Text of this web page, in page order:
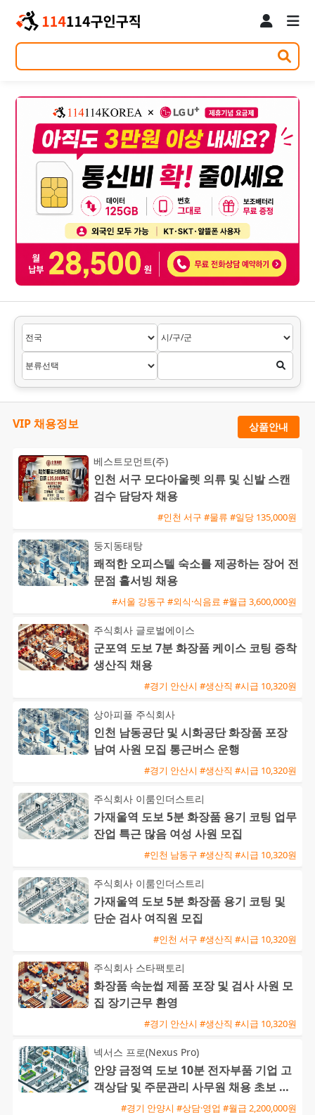
VIP 채용정보 상품안내
베스트모먼트(주)
인천 서구 모다아울렛 의류 및 신발 스캔
검수 담당자 채용
#인천 서구 #물류 #일당 135,000원
둥지동태탕
쾌적한 오피스텔 숙소를 제공하는 장어 전
문점 홀서빙 채용
#서울 강동구 #외식·식음료 #월급 3,600,000원
주식회사 글로벌에이스
군포역 도보 7분 화장품 케이스 코팅 증착
생산직 채용
#경기 안산시 #생산직 #시급 10,320원
상아피플 주식회사
인천 남동공단 및 시화공단 화장품 포장
남여 사원 모집 통근버스 운행
#경기 안산시 #생산직 #시급 10,320원
주식회사 이룸인더스트리
가재울역 도보 5분 화장품 용기 코팅 업무
잔업 특근 많음 여성 사원 모집
#인천 남동구 #생산직 #시급 10,320원
주식회사 이룸인더스트리
가재울역 도보 5분 화장품 용기 코팅 및
단순 검사 여직원 모집
#인천 서구 #생산직 #시급 10,320원
주식회사 스타팩토리
화장품 속눈썹 제품 포장 및 검사 사원 모
집 장기근무 환영
#경기 안산시 #생산직 #시급 10,320원
넥서스 프로(Nexus Pro)
안양 금정역 도보 10분 전자부품 기업 고
객상담 및 주문관리 사무원 채용 초보 가
#경기 안양시 #상담·영업 #월급 2,200,000원